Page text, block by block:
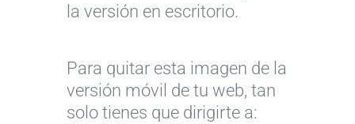
la versión en escritorio.
Para quitar esta imagen de la
versión móvil de tu web, tan
solo tienes que dirigirte a: